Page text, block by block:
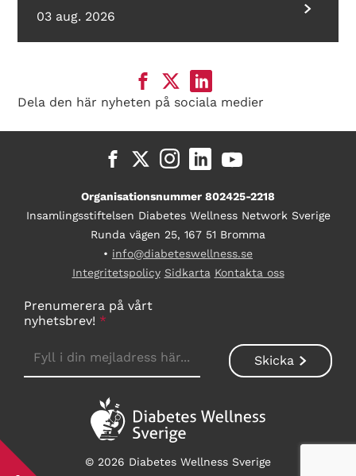
03 aug. 2026
Dela den här nyheten på sociala medier
Organisationsnummer 802425-2218
Insamlingsstiftelsen Diabetes Wellness Network Sverige
Runda vägen 25, 167 51 Bromma
• info@diabeteswellness.se
Integritetspolicy Sidkarta Kontakta oss
Prenumerera på vårt
nyhetsbrev! *
© 2026 Diabetes Wellness Sverige